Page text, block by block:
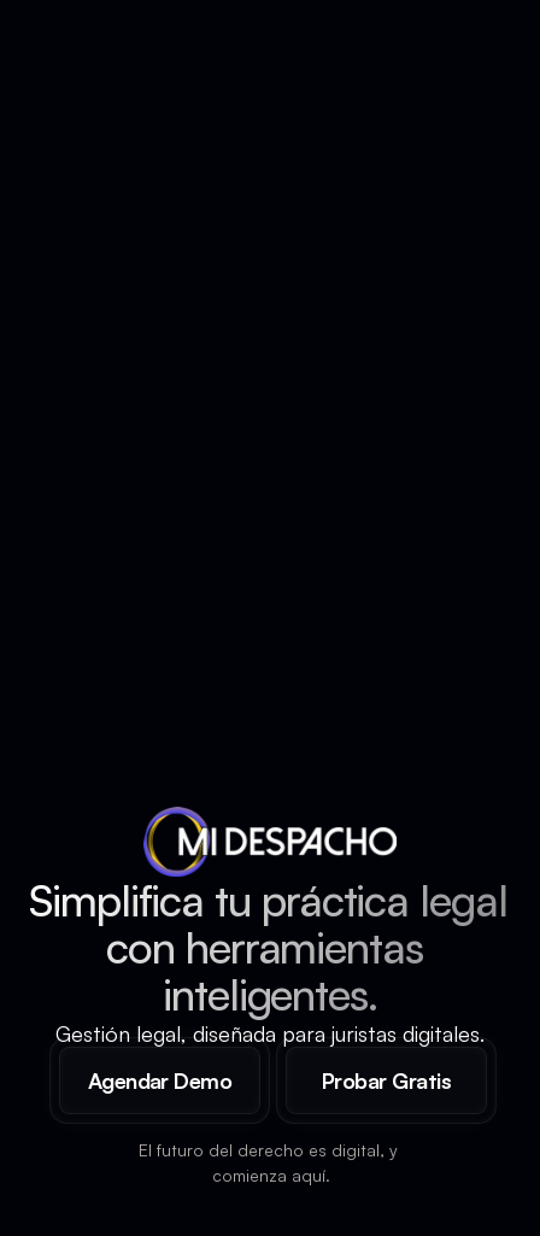
Simplifica tu práctica legal
con herramientas
inteligentes.
Gestión legal, diseñada para juristas digitales.
Probar Gratis
Agendar Demo
El futuro del derecho es digital, y
comienza aquí.
¿Sabías que...?
Los abogados
dedican más del
20% de su tiempo
semanal a tareas
administrativas.